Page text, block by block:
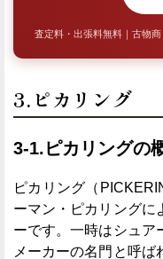
査定料・出張料無料｜古物
3.ピカリング
3-1.ピカリングの
ピカリング（
ーマン・ピカリングに
ーです。一時はシュア
メーカーの名門と呼ば